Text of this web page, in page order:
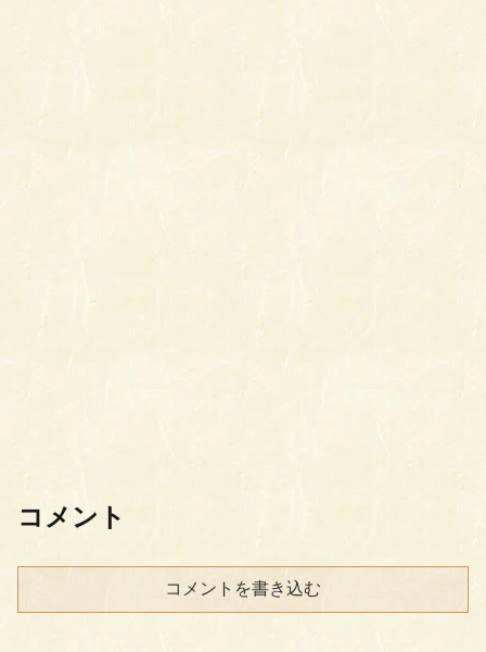
コメント
コメントを書き込む